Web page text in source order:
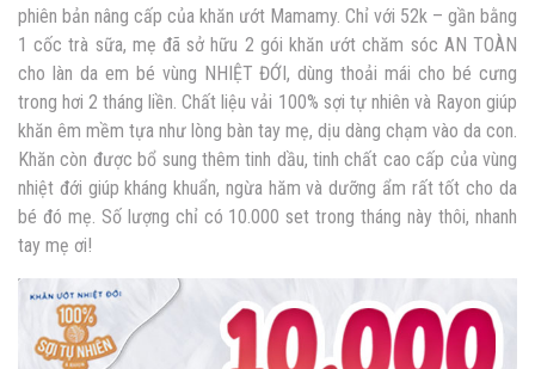
phiên bản nâng cấp của khăn ướt Mamamy. Chỉ với 52k – gần bằng
1 cốc trà sữa, mẹ đã sở hữu 2 gói khăn ướt chăm sóc AN TOÀN
cho làn da em bé vùng NHIỆT ĐỚI, dùng thoải mái cho bé cưng
trong hơi 2 tháng liền. Chất liệu vải 100% sợi tự nhiên và Rayon giúp
khăn êm mềm tựa như lòng bàn tay mẹ, dịu dàng chạm vào da con.
Khăn còn được bổ sung thêm tinh dầu, tinh chất cao cấp của vùng
nhiệt đới giúp kháng khuẩn, ngừa hăm và dưỡng ẩm rất tốt cho da
bé đó mẹ. Số lượng chỉ có 10.000 set trong tháng này thôi, nhanh
tay mẹ ơi!